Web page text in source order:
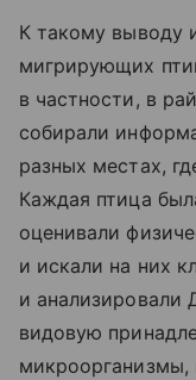
К такому выводу
мигрирующих
в частности, в
собирали
разных местах,
Каждая птица
оценивали
и искали на них
и анализировали
видовую
микроорганизмы,